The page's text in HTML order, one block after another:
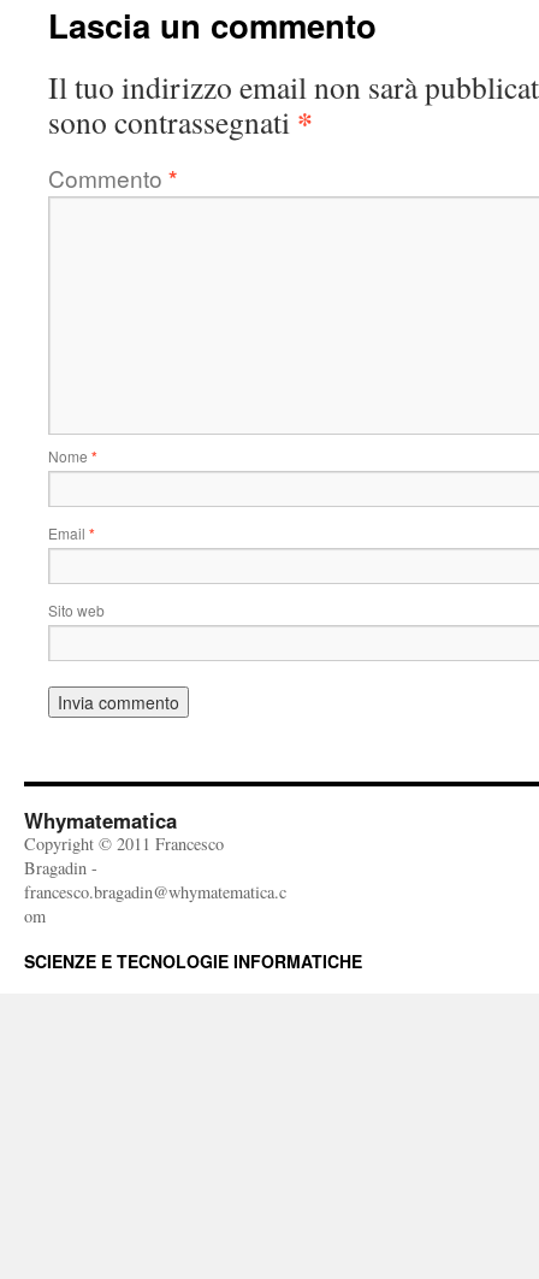
Lascia un commento
Il tuo indirizzo email non sarà
sono contrassegnati *
Commento *
Nome *
Email *
Sito web
Whymatematica
Copyright © 2011 Francesco
Bragadin -
francesco.bragadin@whymatematica.c
om
SCIENZE E TECNOLOGIE INFORMATICHE